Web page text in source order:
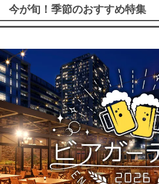
今が旬！季節のおすすめ特集